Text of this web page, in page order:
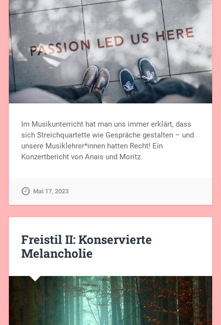
Im Musikunterricht hat man uns immer erklärt, dass
sich Streichquartette wie Gespräche gestalten – und
unsere Musiklehrer*innen hatten Recht! Ein
Konzertbericht von Anais und Moritz.
Mai 17, 2023
Freistil II: Konservierte
Melancholie